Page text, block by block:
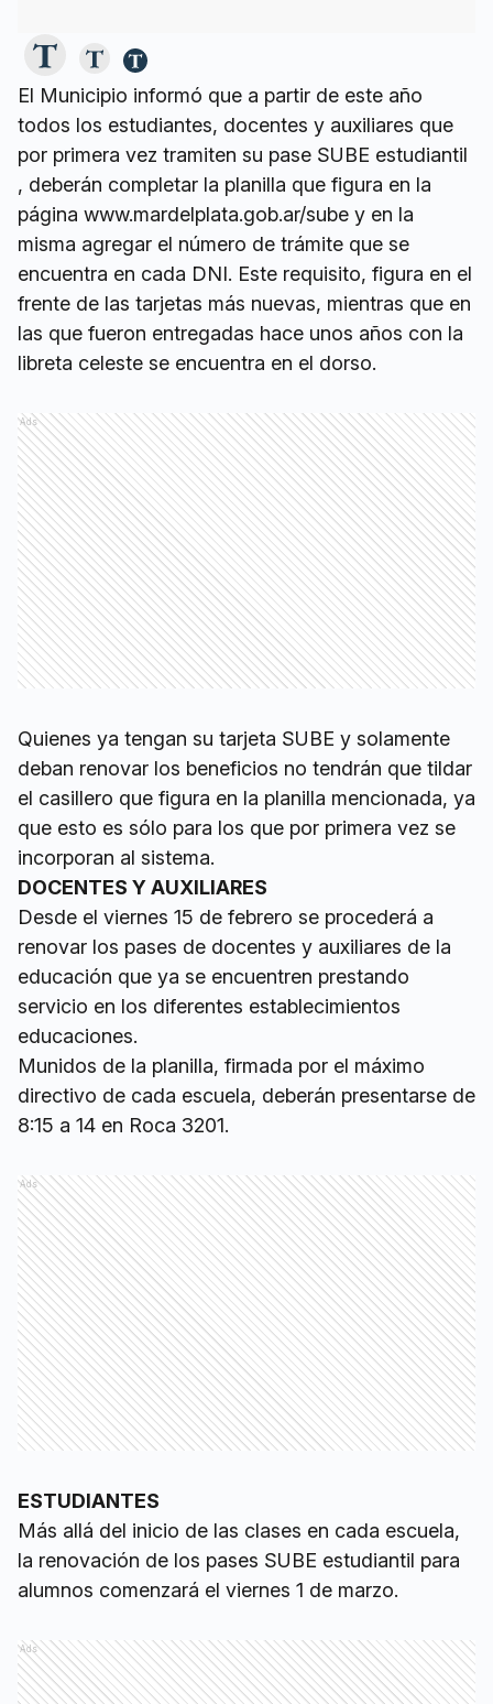
El Municipio informó que a partir de este año
todos los estudiantes, docentes y auxiliares que
por primera vez tramiten su pase SUBE estudiantil
, deberán completar la planilla que figura en la
página www.mardelplata.gob.ar/sube y en la
misma agregar el número de trámite que se
encuentra en cada DNI. Este requisito, figura en el
frente de las tarjetas más nuevas, mientras que en
las que fueron entregadas hace unos años con la
libreta celeste se encuentra en el dorso.
Ads
Quienes ya tengan su tarjeta SUBE y solamente
deban renovar los beneficios no tendrán que tildar
el casillero que figura en la planilla mencionada, ya
que esto es sólo para los que por primera vez se
incorporan al sistema.
DOCENTES Y AUXILIARES
Desde el viernes 15 de febrero se procederá a
renovar los pases de docentes y auxiliares de la
educación que ya se encuentren prestando
servicio en los diferentes establecimientos
educaciones.
Munidos de la planilla, firmada por el máximo
directivo de cada escuela, deberán presentarse de
8:15 a 14 en Roca 3201.
Ads
ESTUDIANTES
Más allá del inicio de las clases en cada escuela,
la renovación de los pases SUBE estudiantil para
alumnos comenzará el viernes 1 de marzo.
Ads